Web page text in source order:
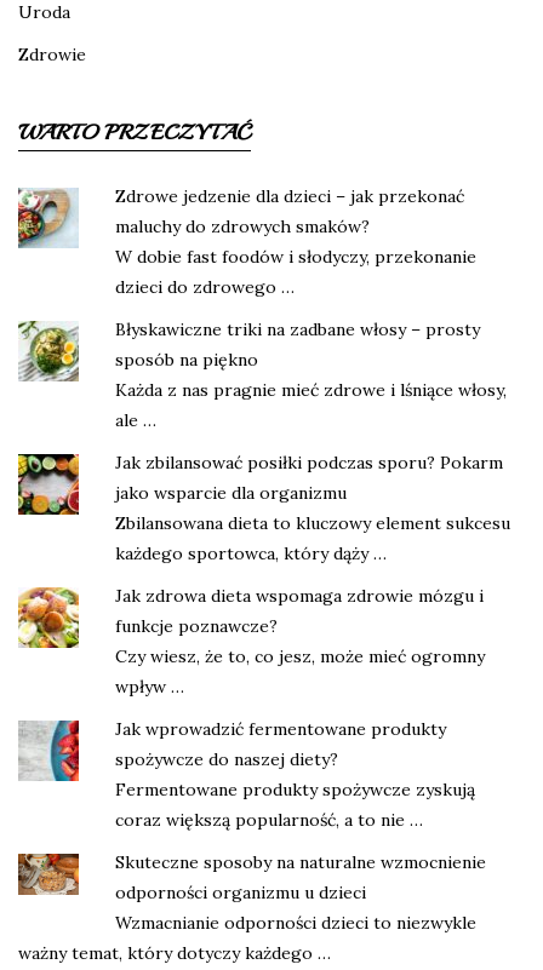
Uroda
Zdrowie
WARTO PRZECZYTAĆ
Zdrowe jedzenie dla dzieci – jak przekonać
maluchy do zdrowych smaków?
W dobie fast foodów i słodyczy, przekonanie
dzieci do zdrowego …
Błyskawiczne triki na zadbane włosy – prosty
sposób na piękno
Każda z nas pragnie mieć zdrowe i lśniące włosy,
ale …
Jak zbilansować posiłki podczas sporu? Pokarm
jako wsparcie dla organizmu
Zbilansowana dieta to kluczowy element sukcesu
każdego sportowca, który dąży …
Jak zdrowa dieta wspomaga zdrowie mózgu i
funkcje poznawcze?
Czy wiesz, że to, co jesz, może mieć ogromny
wpływ …
Jak wprowadzić fermentowane produkty
spożywcze do naszej diety?
Fermentowane produkty spożywcze zyskują
coraz większą popularność, a to nie …
Skuteczne sposoby na naturalne wzmocnienie
odporności organizmu u dzieci
Wzmacnianie odporności dzieci to niezwykle
ważny temat, który dotyczy każdego …